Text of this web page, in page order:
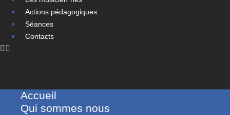
Actions pédagogiques
Séances
Contacts
Accueil
Qui sommes nous